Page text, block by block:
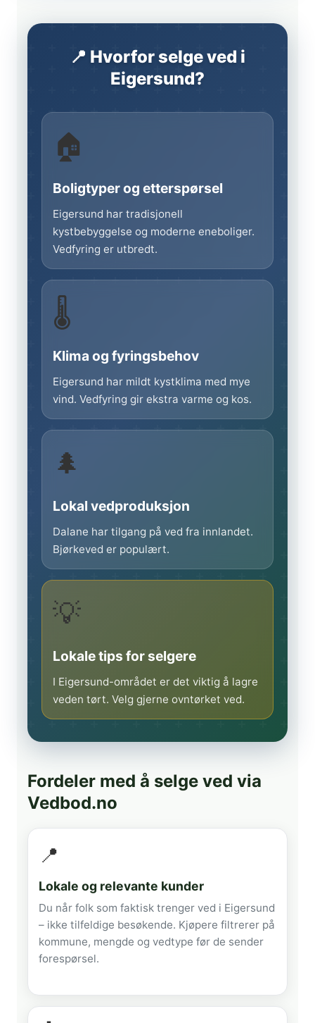
📍 Hvorfor selge ved i
Eigersund?
🏠
Boligtyper og etterspørsel
Eigersund har tradisjonell
kystbebyggelse og moderne eneboliger.
Vedfyring er utbredt.
🌡️
Klima og fyringsbehov
Eigersund har mildt kystklima med mye
vind. Vedfyring gir ekstra varme og kos.
🌲
Lokal vedproduksjon
Dalane har tilgang på ved fra innlandet.
Bjørkeved er populært.
💡
Lokale tips for selgere
I Eigersund-området er det viktig å lagre
veden tørt. Velg gjerne ovntørket ved.
Fordeler med å selge ved via
Vedbod.no
📍
Lokale og relevante kunder
Du når folk som faktisk trenger ved i Eigersund
– ikke tilfeldige besøkende. Kjøpere filtrerer på
kommune, mengde og vedtype før de sender
forespørsel.